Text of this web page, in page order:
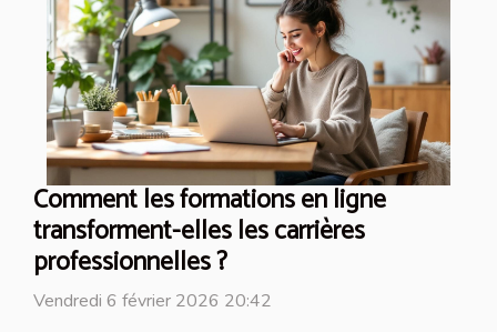
Comment les formations en ligne
transforment-elles les carrières
professionnelles ?
Vendredi 6 février 2026 20:42